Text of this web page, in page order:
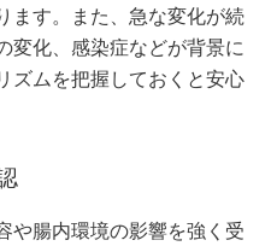
ます。また、急な変化が続
変化、感染症などが背景に
ズムを把握しておくと安心
や腸内環境の影響を強く受